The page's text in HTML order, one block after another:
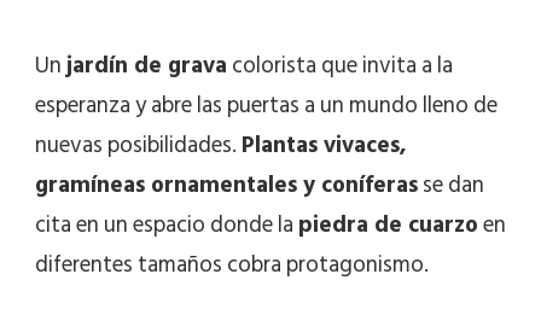
Unjardín de gravacolorista que invita a la
esperanza y abre las puertas a un mundo lleno de
nuevas posibilidades.Plantas vivaces,
gramíneas ornamentales y coníferasse dan
cita en un espacio donde lapiedra de cuarzoen
diferentes tamaños cobra protagonismo.